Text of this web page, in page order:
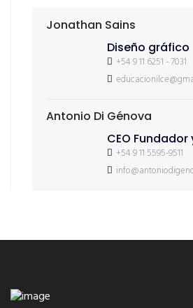
Jonathan Sains
Diseño gráfico
+54 9 11 6251 - 7031
Antonio Di Génova
CEO
+54 9 11 5595-9511